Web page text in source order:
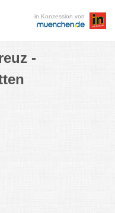
in Konzession von
-